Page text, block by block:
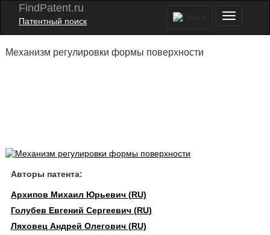
FindPatent.ru
Патентный поиск
Механизм регулировки формы поверхности
Авторы патента:
Архипов Михаил Юрьевич (RU)
Голубев Евгений Сергеевич (RU)
Ляховец Андрей Олегович (RU)